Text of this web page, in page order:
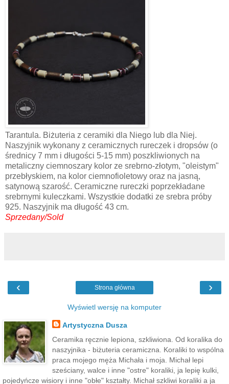
Tarantula. Biżuteria z ceramiki dla Niego lub dla Niej.
Naszyjnik wykonany z ceramicznych rureczek i dropsów (o
średnicy 7 mm i długości 5-15 mm) poszkliwionych na
metaliczny ciemnoszary kolor ze srebrno-złotym, "oleistym"
przebłyskiem, na kolor ciemnofioletowy oraz na jasną,
satynową szarość. Ceramiczne rureczki poprzekładane
srebrnymi kuleczkami. Wszystkie dodatki ze srebra próby
925. Naszyjnik ma długość 43 cm.
Sprzedany/Sold
‹ ›
Strona główna
Wyświetl wersję na komputer
Artystyczna Dusza
Ceramika ręcznie lepiona, szkliwiona. Od koralika do
naszyjnika - biżuteria ceramiczna. Koraliki to wspólna
praca mojego męża Michała i moja. Michał lepi
sześciany, walce i inne "ostre" koraliki, ja lepię kulki,
pojedyńcze wisiory i inne "obłe" kształty. Michał szkliwi koraliki a ja